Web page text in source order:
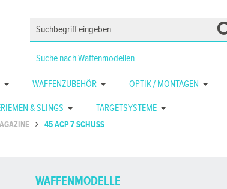
Suche nach Waffenmodellen
WAFFENZUBEHÖR OPTIK / MONTAGEN
& SLINGS TARGETSYSTEME
45 ACP 7 SCHUSS
WAFFENMODELLE